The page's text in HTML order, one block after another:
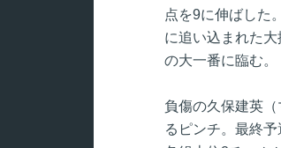
点を9に伸ばした
に追い込まれた
の大一番に臨む。
負傷の久保建英
るピンチ。最終